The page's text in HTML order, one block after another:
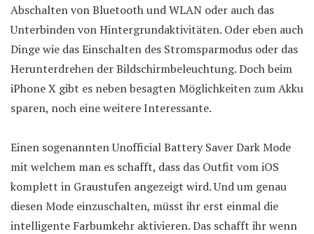
Abschalten von Bluetooth und WLAN oder auch das
Unterbinden von Hintergrundaktivitäten. Oder eben auch
Dinge wie das Einschalten des Stromsparmodus oder das
Herunterdrehen der Bildschirmbeleuchtung. Doch beim
iPhone X gibt es neben besagten Möglichkeiten zum Akku
sparen, noch eine weitere Interessante.
Einen sogenannten Unofficial Battery Saver Dark Mode
mit welchem man es schafft, dass das Outfit vom iOS
komplett in Graustufen angezeigt wird. Und um genau
diesen Mode einzuschalten, müsst ihr erst einmal die
intelligente Farbumkehr aktivieren. Das schafft ihr wenn